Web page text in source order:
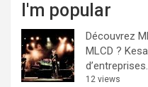
I'm popular
Découvrez
MLCD ?
12 views